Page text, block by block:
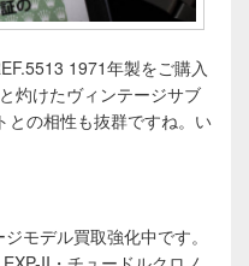
1971年製をご購入
灼けたヴィンテージサブ
との相性も抜群ですね。い
モデル買取強化中です。